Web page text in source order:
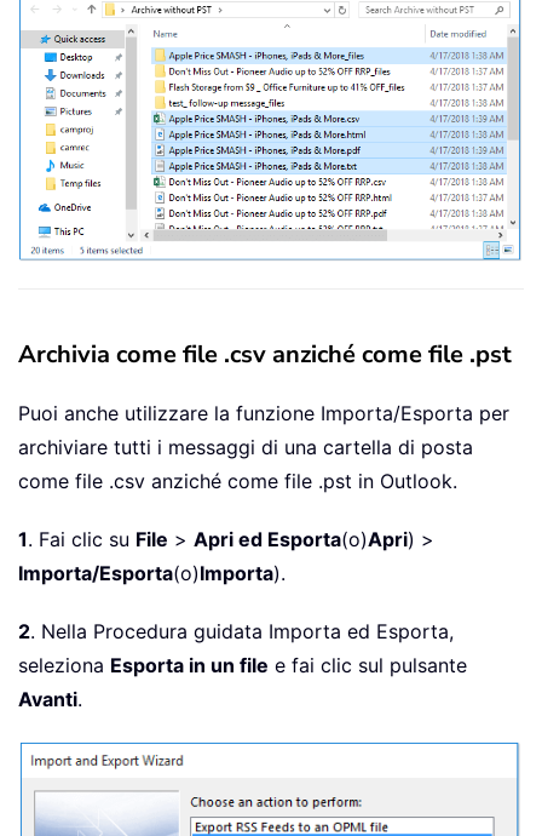
Archivia come file .csv anziché come file .pst
Puoi anche utilizzare la funzione Importa/Esporta per
archiviare tutti i messaggi di una cartella di posta
come file .csv anziché come file .pst in Outlook.
1. Fai clic su File > Apri ed Esporta(o)Apri) >
Importa/Esporta(o)Importa).
2. Nella Procedura guidata Importa ed Esporta,
seleziona Esporta in un file e fai clic sul pulsante
Avanti.